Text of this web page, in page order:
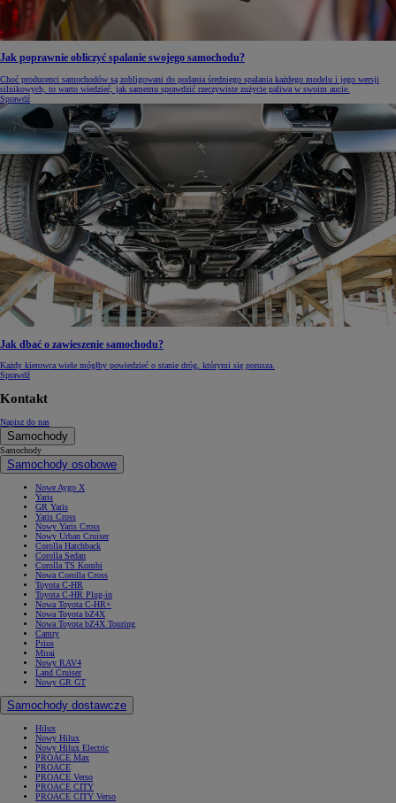
Jak poprawnie obliczyć spalanie swojego samochodu?
Choć producenci samochodów są zobligowani do podania średniego spalania każdego modelu i jego wersji
silnikowych, to warto wiedzieć, jak samemu sprawdzić rzeczywiste zużycie paliwa w swoim aucie.
Sprawdź
Jak dbać o zawieszenie samochodu?
Każdy kierowca wiele mógłby powiedzieć o stanie dróg, którymi się porusza.
Sprawdź
Kontakt
Napisz do nas
Samochody
Samochody
Samochody osobowe
Nowe Aygo X
Yaris
GR Yaris
Yaris Cross
Nowy Yaris Cross
Nowy Urban Cruiser
Corolla Hatchback
Corolla Sedan
Corolla TS Kombi
Nowa Corolla Cross
Toyota C-HR
Toyota C-HR Plug-in
Nowa Toyota C-HR+
Nowa Toyota bZ4X
Nowa Toyota bZ4X Touring
Camry
Prius
Mirai
Nowy RAV4
Land Cruiser
Nowy GR GT
Samochody dostawcze
Hilux
Nowy Hilux
Nowy Hilux Electric
PROACE Max
PROACE
PROACE Verso
PROACE CITY
PROACE CITY Verso